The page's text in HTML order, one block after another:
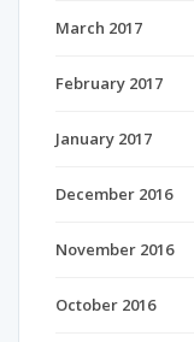
March 2017
February 2017
January 2017
December 2016
November 2016
October 2016